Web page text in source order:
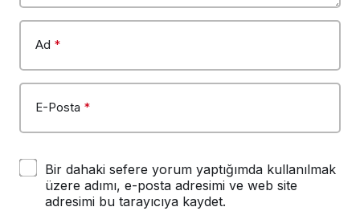
Ad *
E-Posta *
Bir dahaki sefere yorum yaptığımda kullanılmak
üzere adımı, e-posta adresimi ve web site
adresimi bu tarayıcıya kaydet.